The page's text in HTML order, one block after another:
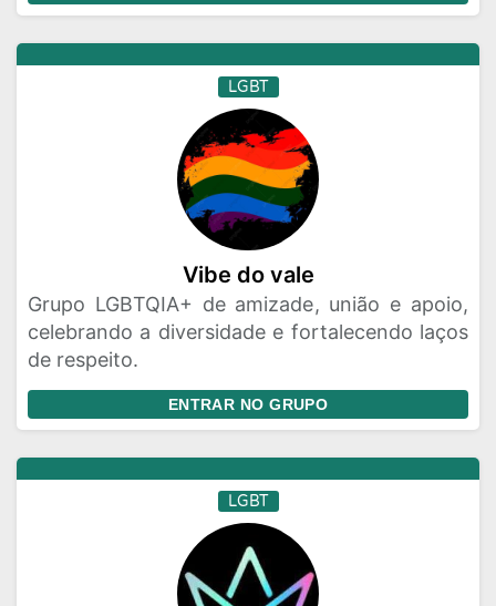
LGBT
Vibe do vale
Grupo LGBTQIA+ de amizade, união e apoio,
celebrando a diversidade e fortalecendo laços
de respeito.
ENTRAR NO GRUPO
LGBT